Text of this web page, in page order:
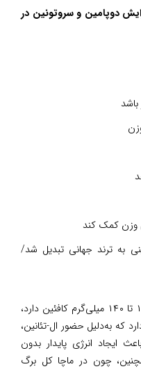
دوپامین و سروتونین در
وزن کمک کند
به ترند جهانی تبدیل شد/
در حالی که یک فنجان قهوه حدود ۱۰۰ تا ۱۴۰ میلی‌گرم کافئین دارد،
کافئین دارد که به‌دلیل حضور ال-تئانین،
انرژی پایدار بدون
چون در ماچا کل برگ